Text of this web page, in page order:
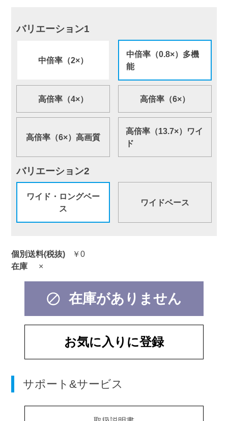
個別送料(税抜) ￥0
バリエーション1
中倍率（2×）
中倍率（0.8×）多機
能
高倍率（4×） 高倍率（6×）
高倍率（6×）高画質
高倍率（13.7×）ワイ
ド
バリエーション2
ワイド・ロングベー
ス
ワイドベース
在庫 ×
お気に入りに登録
在庫がありません
サポート&サービス